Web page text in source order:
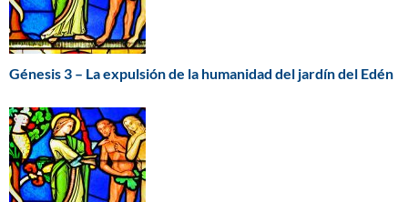
Génesis 3 – La expulsión de la humanidad del jardín del Edén